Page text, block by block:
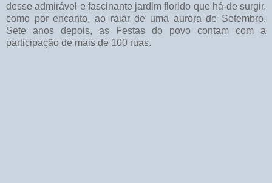
desse admirável e fascinante jardim florido que há-de surgir,
como por encanto, ao raiar de uma aurora de Setembro.
Sete anos depois, as Festas do povo contam com a
participação de mais de 100 ruas.